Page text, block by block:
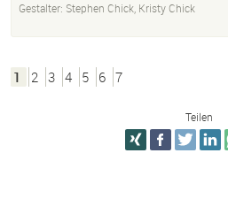
Gestalter: Stephen Chick, Kristy Chick
1 2 3 4 5 6 7
Teilen